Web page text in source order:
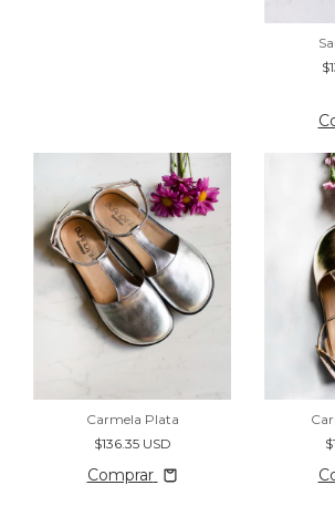
Carmela Plata
$136.35 USD
Comprar